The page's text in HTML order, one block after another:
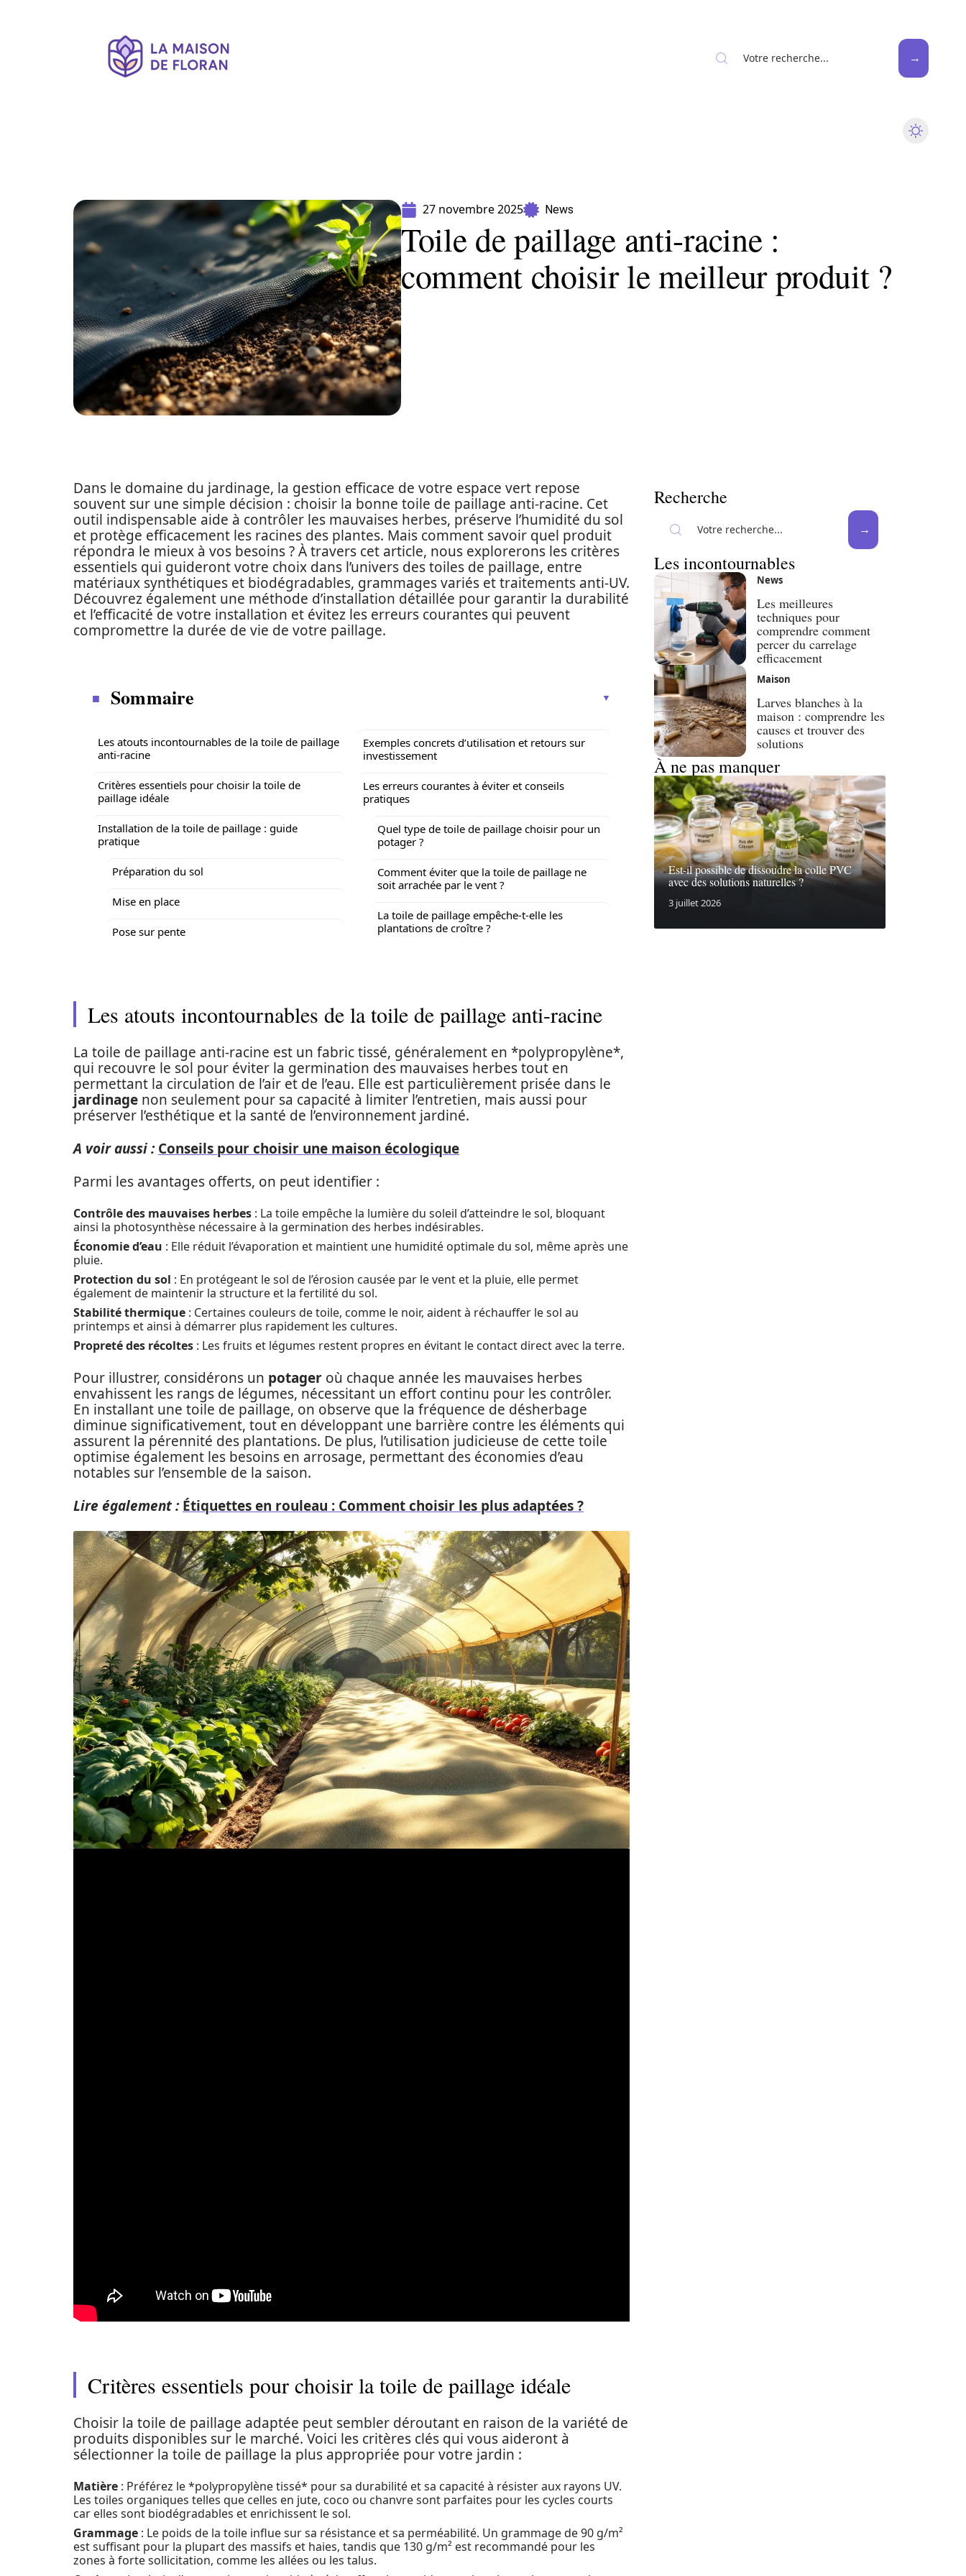
27 novembre 2025 News
Toile de paillage anti-racine :
comment choisir le meilleur produit ?
Dans le domaine du jardinage, la gestion efficace de votre espace vert repose
souvent sur une simple décision : choisir la bonne toile de paillage anti-racine. Cet
outil indispensable aide à contrôler les mauvaises herbes, préserve l’humidité du sol
et protège efficacement les racines des plantes. Mais comment savoir quel produit
répondra le mieux à vos besoins ? À travers cet article, nous explorerons les critères
essentiels qui guideront votre choix dans l’univers des toiles de paillage, entre
matériaux synthétiques et biodégradables, grammages variés et traitements anti-UV.
Découvrez également une méthode d’installation détaillée pour garantir la durabilité
et l’efficacité de votre installation et évitez les erreurs courantes qui peuvent
compromettre la durée de vie de votre paillage.
Sommaire
Les atouts incontournables de la toile de paillage
anti-racine
Critères essentiels pour choisir la toile de
paillage idéale
Installation de la toile de paillage : guide
pratique
Préparation du sol
Mise en place
Pose sur pente
Exemples concrets d’utilisation et retours sur
investissement
Les erreurs courantes à éviter et conseils
pratiques
Quel type de toile de paillage choisir pour un
potager ?
Comment éviter que la toile de paillage ne
soit arrachée par le vent ?
La toile de paillage empêche-t-elle les
plantations de croître ?
Les atouts incontournables de la toile de paillage anti-racine
La toile de paillage anti-racine est un fabric tissé, généralement en *polypropylène*,
qui recouvre le sol pour éviter la germination des mauvaises herbes tout en
permettant la circulation de l’air et de l’eau. Elle est particulièrement prisée dans le
jardinage non seulement pour sa capacité à limiter l’entretien, mais aussi pour
préserver l’esthétique et la santé de l’environnement jardiné.
A voir aussi : Conseils pour choisir une maison écologique
Parmi les avantages offerts, on peut identifier :
Contrôle des mauvaises herbes : La toile empêche la lumière du soleil d’atteindre le sol, bloquant
ainsi la photosynthèse nécessaire à la germination des herbes indésirables.
Économie d’eau : Elle réduit l’évaporation et maintient une humidité optimale du sol, même après une
pluie.
Protection du sol : En protégeant le sol de l’érosion causée par le vent et la pluie, elle permet
également de maintenir la structure et la fertilité du sol.
Stabilité thermique : Certaines couleurs de toile, comme le noir, aident à réchauffer le sol au
printemps et ainsi à démarrer plus rapidement les cultures.
Propreté des récoltes : Les fruits et légumes restent propres en évitant le contact direct avec la terre.
Pour illustrer, considérons un potager où chaque année les mauvaises herbes
envahissent les rangs de légumes, nécessitant un effort continu pour les contrôler.
En installant une toile de paillage, on observe que la fréquence de désherbage
diminue significativement, tout en développant une barrière contre les éléments qui
assurent la pérennité des plantations. De plus, l’utilisation judicieuse de cette toile
optimise également les besoins en arrosage, permettant des économies d’eau
notables sur l’ensemble de la saison.
Lire également : Étiquettes en rouleau : Comment choisir les plus adaptées ?
Critères essentiels pour choisir la toile de paillage idéale
Choisir la toile de paillage adaptée peut sembler déroutant en raison de la variété de
produits disponibles sur le marché. Voici les critères clés qui vous aideront à
sélectionner la toile de paillage la plus appropriée pour votre jardin :
Matière : Préférez le *polypropylène tissé* pour sa durabilité et sa capacité à résister aux rayons UV.
Les toiles organiques telles que celles en jute, coco ou chanvre sont parfaites pour les cycles courts
car elles sont biodégradables et enrichissent le sol.
Grammage : Le poids de la toile influe sur sa résistance et sa perméabilité. Un grammage de 90 g/m²
est suffisant pour la plupart des massifs et haies, tandis que 130 g/m² est recommandé pour les
zones à forte sollicitation, comme les allées ou les talus.
Recherche
Les incontournables
News
Les meilleures
techniques pour
comprendre comment
percer du carrelage
efficacement
Maison
Larves blanches à la
maison : comprendre les
causes et trouver des
solutions
À ne pas manquer
Est-il possible de dissoudre la colle PVC
avec des solutions naturelles ?
3 juillet 2026